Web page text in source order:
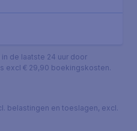
de laatste 24 uur door
excl € 29,90 boekingskosten.
belastingen en toeslagen, excl.